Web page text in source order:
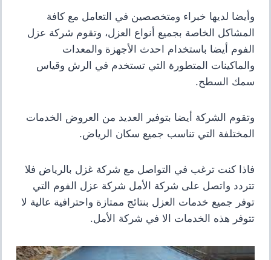
وأيضا لديها خبراء ومتخصصين في التعامل مع كافة
المشاكل الخاصة بجميع أنواع العزل، وتقوم شركة عزل
الفوم أيضا باستخدام احدث الأجهزة والمعدات
والماكينات المتطورة التي تستخدم في الرش وقياس
سمك السطح.
وتقوم الشركة أيضا بتوفير العديد من العروض الخدمات
المختلفة التي تناسب جميع سكان الرياض.
فاذا كنت ترغب في التواصل مع شركة غزل بالرياض فلا
تتردد واتصل على شركة الأمل شركة عزل الفوم التي
توفر جميع خدمات العزل بنتائج ممتازة واحترافية عالية لا
تتوفر هذه الخدمات الا في شركة الأمل.